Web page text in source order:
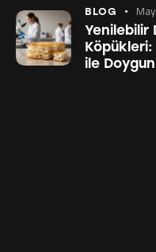
BLOG
Yenilebilir
Köpükleri:
ile